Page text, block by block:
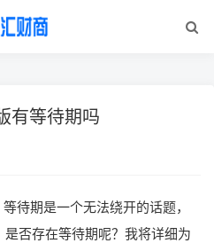
有等待期吗
待期是一个无法绕开的话题，
否存在等待期呢？我将详细为